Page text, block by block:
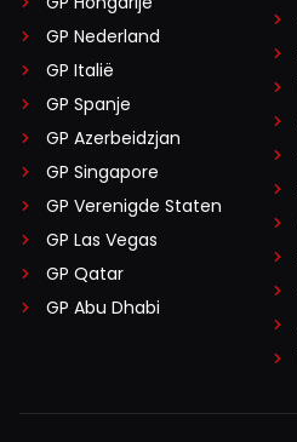
GP Nederland
GP Italië
GP Spanje
GP Azerbeidzjan
GP Singapore
GP Verenigde Staten
GP Las Vegas
GP Qatar
GP Abu Dhabi